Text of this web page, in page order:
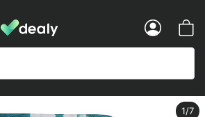
Dealy - Fundas y accesorios para
1/7